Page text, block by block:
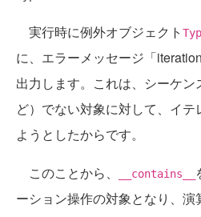
実行時に例外オブジェクト
に、エラーメッセージ「
出力します。これは、シーケ
ど）でない対象に対して、イ
ようとしたからです。
このことから、 __contains__
ーション操作の対象となり、演